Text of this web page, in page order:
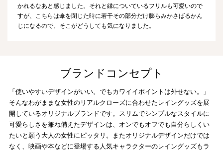
かれるなあと感じました。それと縁についているフリルも可愛いので
すが、こちらは傘を閉じた時に若干その部分だけ膨らみかさばるかん
じになるので、そこがどうしても気になりました。
ブランドコンセプト
「使いやすいデザインがいい。でもカワイイポイントは外せない。」
そんなわがままな女性のリアルクローズに合わせたレイングッズを展
開しているオリジナルブランドです。スリムでシンプルなスタイルに
可愛らしさを兼ね備えたデザインは、オンでもオフでも自分らしくい
たいと願う大人の女性にピッタリ。またオリジナルデザインだけでは
なく、映画や本などに登場する人気キャラクターのレイングッズもラ